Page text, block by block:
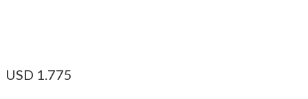
USD 1.775